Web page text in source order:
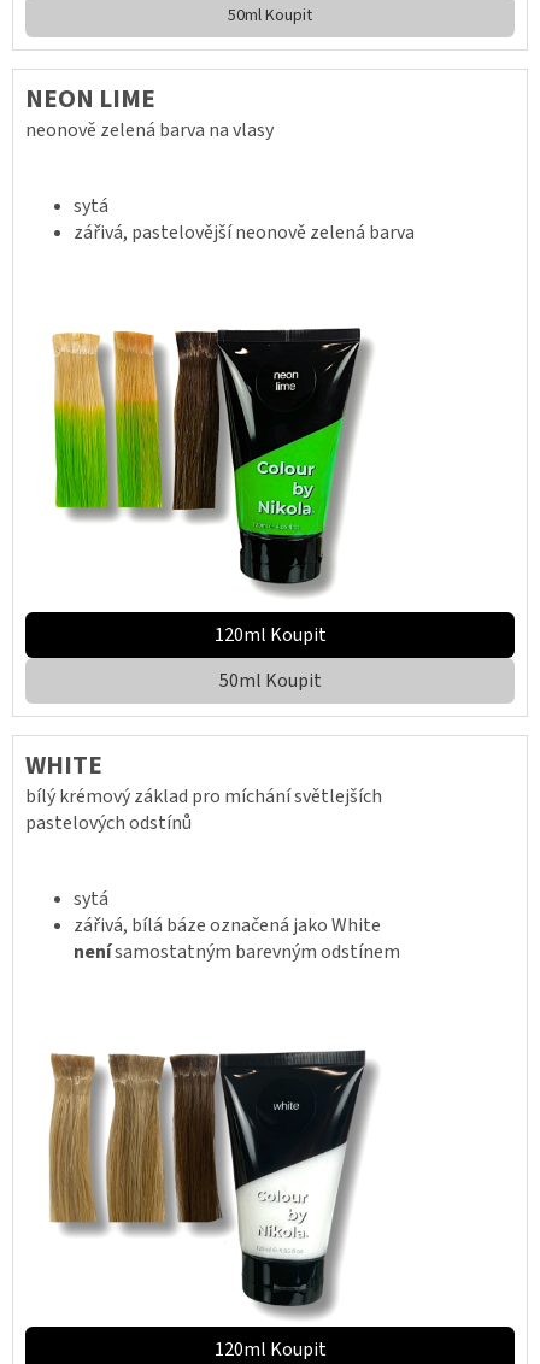
50ml Koupit
NEON LIME
neonově zelená barva na vlasy
sytá
zářivá, pastelovější neonově zelená barva
120ml Koupit
50ml Koupit
WHITE
bílý krémový základ pro míchání světlejších
pastelových odstínů
sytá
zářivá, bílá báze označená jako White
nenísamostatným barevným odstínem
120ml Koupit